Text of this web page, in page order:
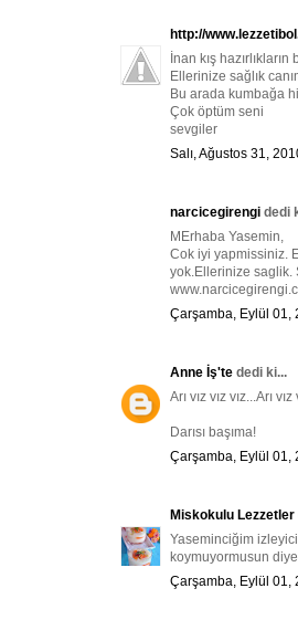
http://
İnan kış
Ellerinize sağlık
Bu arada kumbağa
Çok öptüm seni
sevgiler
Salı, Ağustos 31,
narcicegirengi dedi
MErhaba Yasemin,
Cok iyi yapmissiniz.
yok.Ellerinize saglik.
Çarşamba, Eylül 01,
Anne İş'te dedi ki...
Arı vız vız vız...Arı
Darısı başıma!
Çarşamba, Eylül 01,
Miskokulu Lezzetler
Yaseminciğim
koymuyormusun
Çarşamba, Eylül 01,